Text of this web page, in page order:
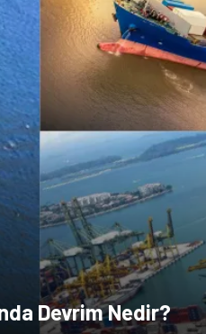
Devrim Nedir?